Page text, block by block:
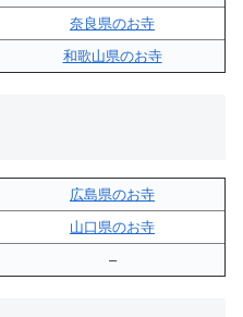
奈良県のお寺
和歌山県のお寺
広島県のお寺
山口県のお寺
–